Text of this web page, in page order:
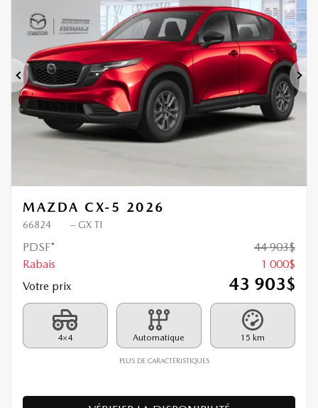
Précédent
MAZDA CX-5 2026
66824 – GX TI
PDSF* 44 903$
Rabais
1 000$
Votre prix
43 903$
4×4 Automatique 15 km
PLUS DE CARACTÉRISTIQUES